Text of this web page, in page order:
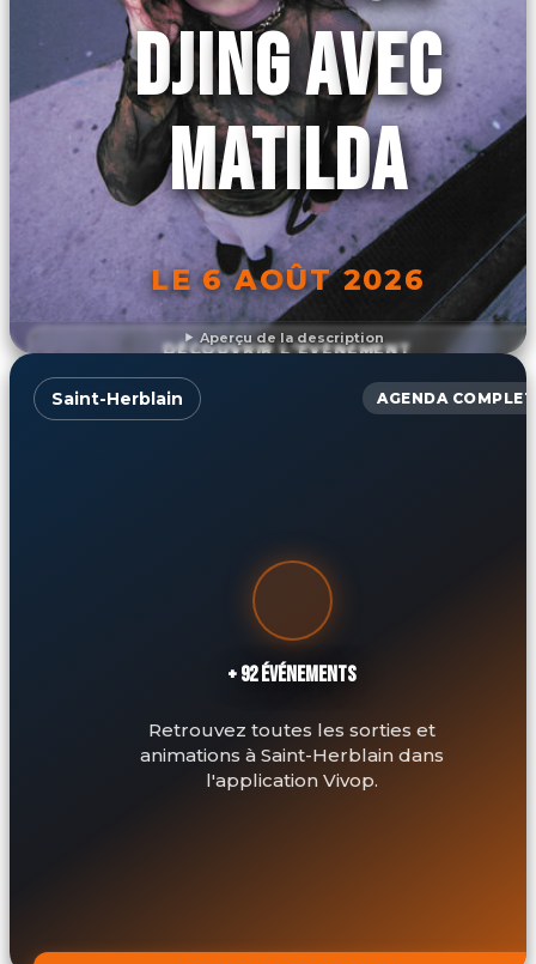
Aperçu de la description
DJING AVEC
MATILDA
LE 6 AOÛT 2026
DÉCOUVRIR L'ÉVÉNEMENT
Saint-Herblain AGENDA COMPLET
+ 92 ÉVÉNEMENTS
Retrouvez toutes les sorties et
animations à Saint-Herblain dans
l'application Vivop.